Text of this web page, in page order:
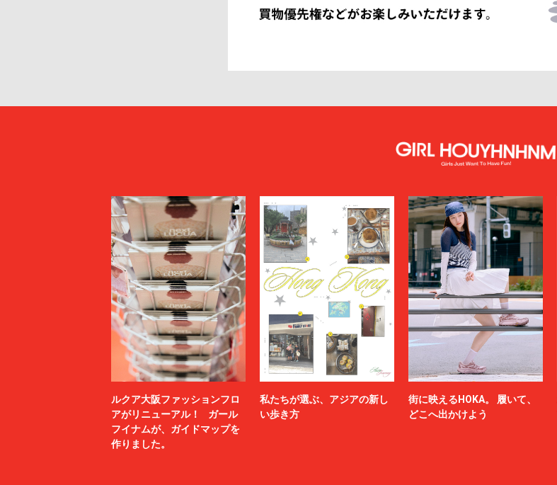
ルクア大阪ファッションフロ
アがリニューアル！ ガール
フイナムが、ガイドマップを
作りました。
私たちが選ぶ、アジアの新し
い歩き方
街に映えるHOKA。 履いて、
どこへ出かけよう